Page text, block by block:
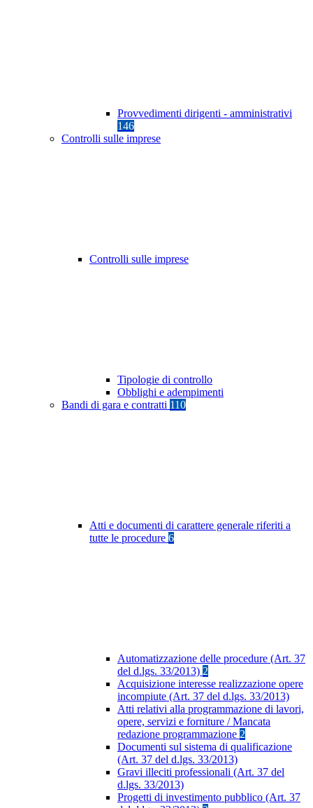
Provvedimenti dirigenti - amministrativi
146
Controlli sulle imprese
Controlli sulle imprese
Tipologie di controllo
Obblighi e adempimenti
Bandi di gara e contratti 110
Atti e documenti di carattere generale riferiti a
tutte le procedure 6
Automatizzazione delle procedure (Art. 37
del d.lgs. 33/2013) 2
Acquisizione interesse realizzazione opere
incompiute (Art. 37 del d.lgs. 33/2013)
Atti relativi alla programmazione di lavori,
opere, servizi e forniture / Mancata
redazione programmazione 2
Documenti sul sistema di qualificazione
(Art. 37 del d.lgs. 33/2013)
Gravi illeciti professionali (Art. 37 del
d.lgs. 33/2013)
Progetti di investimento pubblico (Art. 37